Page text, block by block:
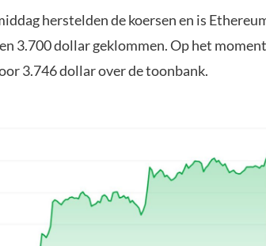
herstelden de koersen en is
3.700 dollar geklommen. Op het
3.746 dollar over de toonbank.